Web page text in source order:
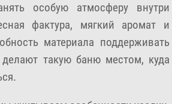
особую атмосферу внутри
фактура, мягкий аромат и
материала поддерживать
такую баню местом, куда